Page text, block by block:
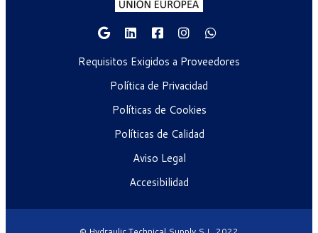
Requisitos Exigidos a Proveedores
Política de Privacidad
Políticas de Cookies
Políticas de Calidad
Aviso Legal
Accesibilidad